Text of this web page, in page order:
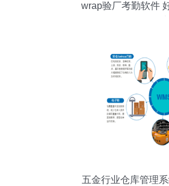
wrap验厂考勤软件
五金行业仓库管理